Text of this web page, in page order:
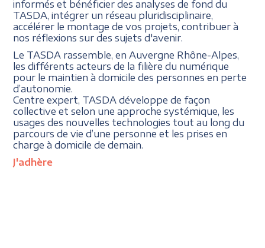
informés et bénéficier des analyses de fond du
TASDA, intégrer un réseau pluridisciplinaire,
accélérer le montage de vos projets, contribuer à
nos réflexions sur des sujets d'avenir.
Le TASDA rassemble, en Auvergne Rhône-Alpes,
les différents acteurs de la filière du numérique
pour le maintien à domicile des personnes en perte
d’autonomie.
Centre expert, TASDA développe de façon
collective et selon une approche systémique, les
usages des nouvelles technologies tout au long du
parcours de vie d’une personne et les prises en
charge à domicile de demain.
J'adhère